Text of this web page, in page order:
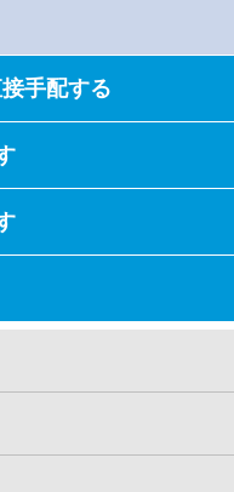
手配する